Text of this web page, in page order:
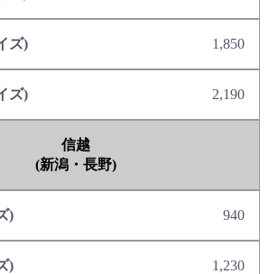
1,850
2,190
信越
(新潟・長野)
940
1,230